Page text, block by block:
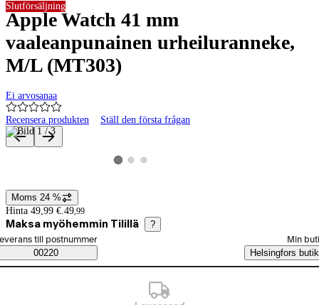
Apple Watch 41 mm
vaaleanpunainen urheiluranneke,
M/L (MT303)
Ei arvosanaa
Recensera produkten Ställ den första frågan
Slutförsäljning
Produktbilder och videor
Visa produktbild 1
Visa produktbild 2
Visa produktbild 3
Prisinformation
Moms 24 %
Hinta 49,99 €. 49,99
Maksa myöhemmin Tilillä ?
Saatavuustiedot
beställningssätt
till postnummer
00220
Min
Helsingfors butik